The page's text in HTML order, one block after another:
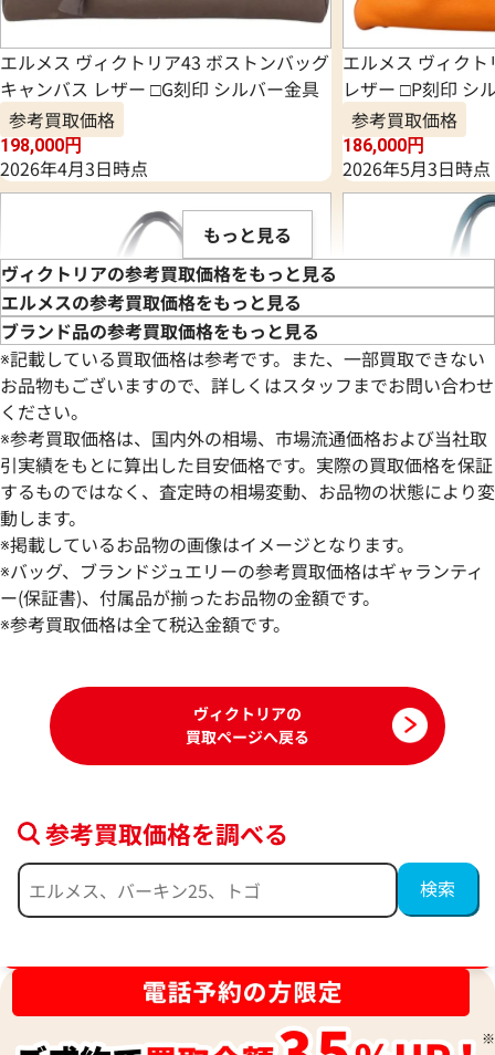
エルメス ヴィクトリア43 ボストンバッグ
キャンバス レザー □G刻印 シルバー金具
参考買取価格
198,000円
2026年4月3日時点
エルメス ヴィク
レザー □P刻印 シ
参考買取価格
186,000円
2026年5月3日時点
エルメス ヴィクトリア40 ボストンバッグ
レザー □R刻印 シルバー金具
参考買取価格
186,000円
エルメス ヴィク
レザー □R刻印 シ
参考買取価格
エルメス ヴィクトリア35 ボストンバッグ
レザー T刻印 シルバー金具
エルメス ヴィク
レザー □R刻印 シ
もっと見る
ヴィクトリアの参考買取価格をもっと見る
エルメスの参考買取価格をもっと見る
ブランド品の参考買取価格をもっと見る
※記載している買取価格は参考です。また、一部買取できない
お品物もございますので、詳しくはスタッフまでお問い合わせ
ください。
※参考買取価格は、国内外の相場、市場流通価格および当社取
引実績をもとに算出した目安価格です。実際の買取価格を保証
するものではなく、査定時の相場変動、お品物の状態により変
動します。
※掲載しているお品物の画像はイメージとなります。
※バッグ、ブランドジュエリーの参考買取価格はギャランティ
ー(保証書)、付属品が揃ったお品物の金額です。
※参考買取価格は全て税込金額です。
ヴィクトリアの
買取ページへ戻る
参考買取価格を調べる